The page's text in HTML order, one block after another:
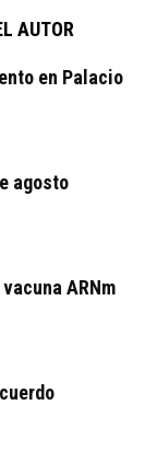
AUTOR
en Palacio
agosto
ARNm